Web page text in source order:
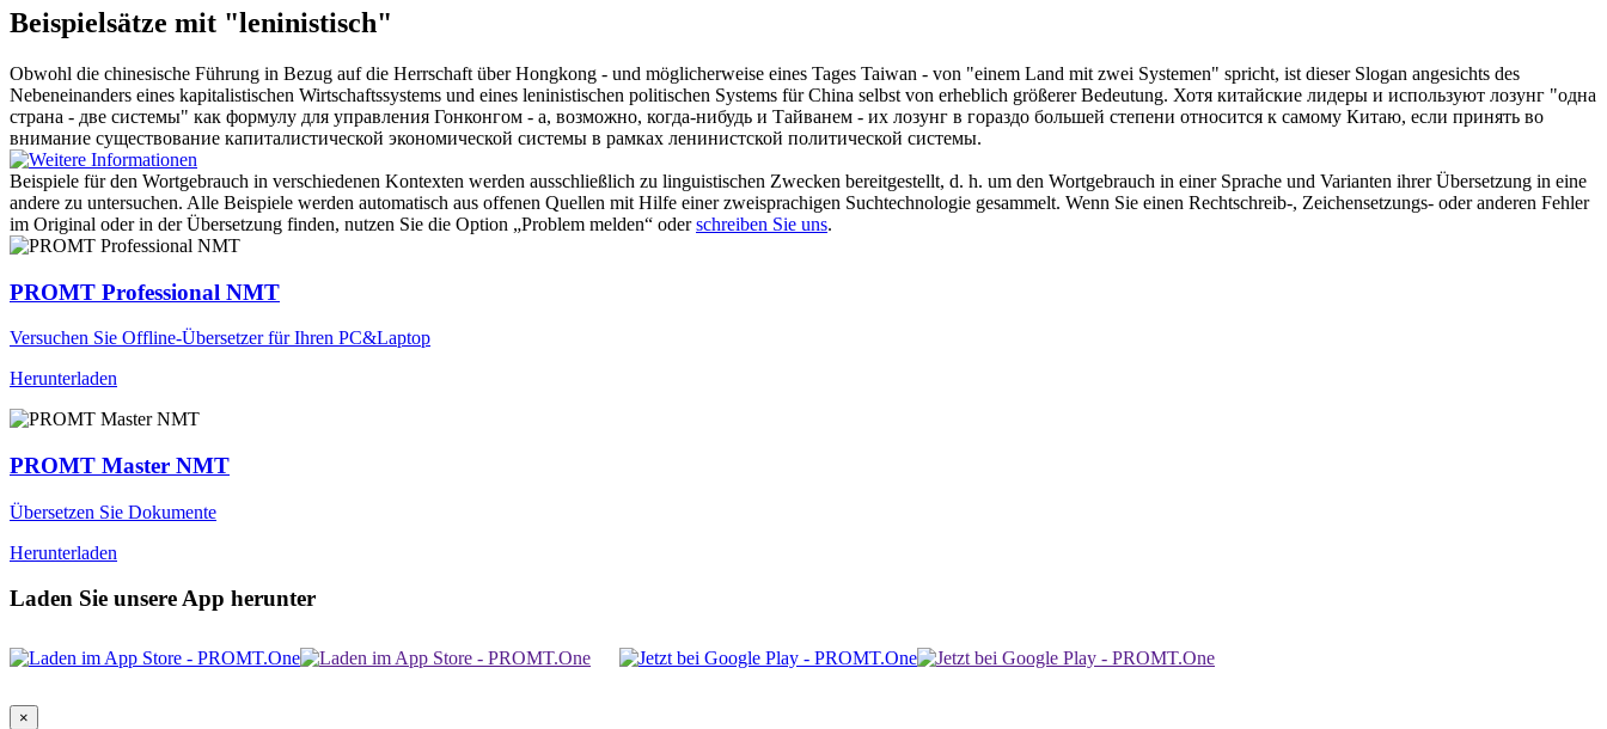
Beispielsätze mit "leninistisch"
Obwohl die chinesische Führung in Bezug auf die Herrschaft über Hongkong - und möglicherweise eines Tages Taiwan - von "einem Land mit zwei Systemen" spricht, ist dieser Slogan angesichts des
Nebeneinanders eines kapitalistischen Wirtschaftssystems und eines leninistischen politischen Systems für China selbst von erheblich größerer Bedeutung. Хотя китайские лидеры и используют лозунг "одна
страна - две системы" как формулу для управления Гонконгом - а, возможно, когда-нибудь и Тайванем - их лозунг в гораздо большей степени относится к самому Китаю, если принять во
внимание существование капиталистической экономической системы в рамках ленинистской политической системы.
Beispiele für den Wortgebrauch in verschiedenen Kontexten werden ausschließlich zu linguistischen Zwecken bereitgestellt, d. h. um den Wortgebrauch in einer Sprache und Varianten ihrer Übersetzung in eine
andere zu untersuchen. Alle Beispiele werden automatisch aus offenen Quellen mit Hilfe einer zweisprachigen Suchtechnologie gesammelt. Wenn Sie einen Rechtschreib-, Zeichensetzungs- oder anderen Fehler
im Original oder in der Übersetzung finden, nutzen Sie die Option „Problem melden“ oderschreiben Sie uns.
PROMT Professional NMT
Versuchen Sie Offline-Übersetzer für Ihren PC&Laptop
Herunterladen
PROMT Master NMT
Übersetzen Sie Dokumente
Herunterladen
Laden Sie unsere App herunter
×